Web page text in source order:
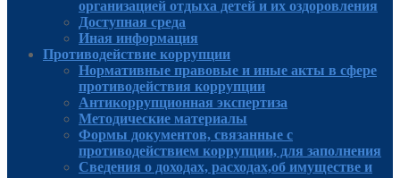
организацией отдыха детей и их оздоровления
Доступная среда
Иная информация
Противодействие коррупции
Нормативные правовые и иные акты в сфере
противодействия коррупции
Антикоррупционная экспертиза
Методические материалы
Формы документов, связанные с
противодействием коррупции, для заполнения
Сведения о доходах, расходах,об имуществе и